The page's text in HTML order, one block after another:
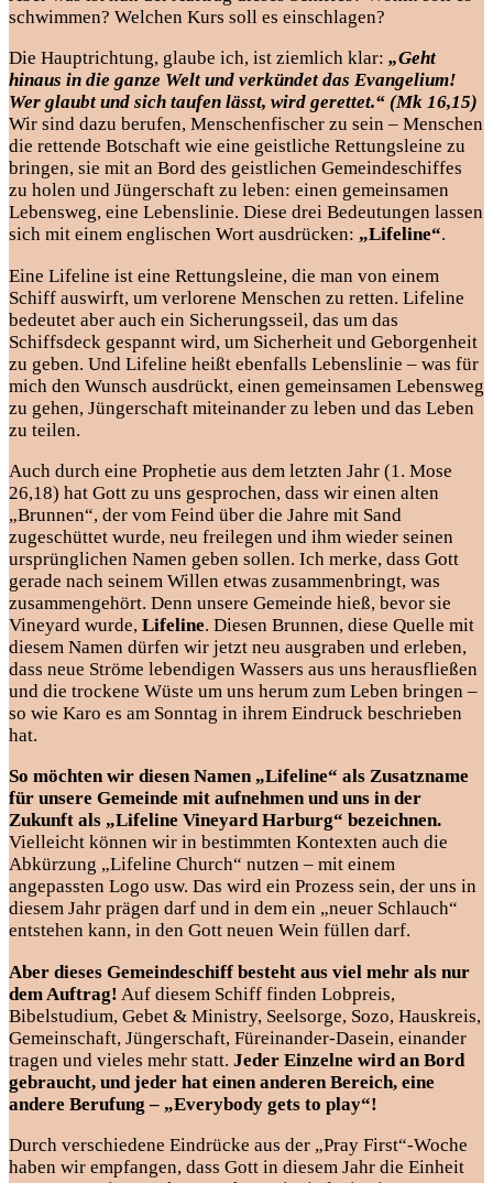
schwimmen? Welchen Kurs soll es einschlagen?
Die Hauptrichtung, glaube ich, ist ziemlich klar: „Geht
hinaus in die ganze Welt und verkündet das Evangelium!
Wer glaubt und sich taufen lässt, wird gerettet.“ (Mk 16,15)
Wir sind dazu berufen, Menschenfischer zu sein – Menschen
die rettende Botschaft wie eine geistliche Rettungsleine zu
bringen, sie mit an Bord des geistlichen Gemeindeschiffes
zu holen und Jüngerschaft zu leben: einen gemeinsamen
Lebensweg, eine Lebenslinie. Diese drei Bedeutungen lassen
sich mit einem englischen Wort ausdrücken: „Lifeline“.
Eine Lifeline ist eine Rettungsleine, die man von einem
Schiff auswirft, um verlorene Menschen zu retten. Lifeline
bedeutet aber auch ein Sicherungsseil, das um das
Schiffsdeck gespannt wird, um Sicherheit und Geborgenheit
zu geben. Und Lifeline heißt ebenfalls Lebenslinie – was für
mich den Wunsch ausdrückt, einen gemeinsamen Lebensweg
zu gehen, Jüngerschaft miteinander zu leben und das Leben
zu teilen.
Auch durch eine Prophetie aus dem letzten Jahr (1. Mose
26,18) hat Gott zu uns gesprochen, dass wir einen alten
„Brunnen“, der vom Feind über die Jahre mit Sand
zugeschüttet wurde, neu freilegen und ihm wieder seinen
ursprünglichen Namen geben sollen. Ich merke, dass Gott
gerade nach seinem Willen etwas zusammenbringt, was
zusammengehört. Denn unsere Gemeinde hieß, bevor sie
Vineyard wurde, Lifeline. Diesen Brunnen, diese Quelle mit
diesem Namen dürfen wir jetzt neu ausgraben und erleben,
dass neue Ströme lebendigen Wassers aus uns herausfließen
und die trockene Wüste um uns herum zum Leben bringen –
so wie Karo es am Sonntag in ihrem Eindruck beschrieben
hat.
So möchten wir diesen Namen „Lifeline“ als Zusatzname
für unsere Gemeinde mit aufnehmen und uns in der
Zukunft als „Lifeline Vineyard Harburg“ bezeichnen.
Vielleicht können wir in bestimmten Kontexten auch die
Abkürzung „Lifeline Church“ nutzen – mit einem
angepassten Logo usw. Das wird ein Prozess sein, der uns in
diesem Jahr prägen darf und in dem ein „neuer Schlauch“
entstehen kann, in den Gott neuen Wein füllen darf.
Aber dieses Gemeindeschiff besteht aus viel mehr als nur
dem Auftrag! Auf diesem Schiff finden Lobpreis,
Bibelstudium, Gebet & Ministry, Seelsorge, Sozo, Hauskreis,
Gemeinschaft, Jüngerschaft, Füreinander-Dasein, einander
tragen und vieles mehr statt. Jeder Einzelne wird an Bord
gebraucht, und jeder hat einen anderen Bereich, eine
andere Berufung – „Everybody gets to play“!
Durch verschiedene Eindrücke aus der „Pray First“-Woche
haben wir empfangen, dass Gott in diesem Jahr die Einheit